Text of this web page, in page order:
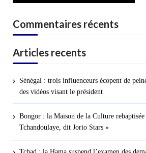
Commentaires récents
Articles recents
Sénégal : trois influenceurs écopent de
des vidéos visant le président
Bongor : la Maison de la Culture rebaptisée
Tchandoulaye, dit Jorio Stars »